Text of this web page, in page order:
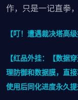
作，只是一记直拳
【叮！遭遇裁决塔高
【红品外挂：【数据
理防御和数据膜，直
使用后同化进度永久